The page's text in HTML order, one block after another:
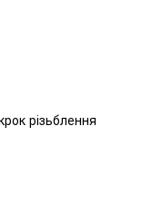
різьблення